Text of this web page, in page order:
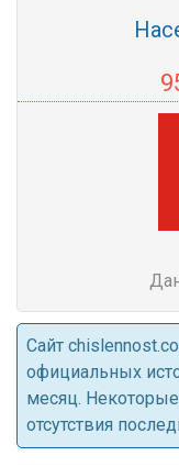
Cайт
официальных
месяц.
отсутствия